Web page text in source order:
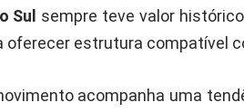
Sul sempre teve valor
oferecer estrutura compatível
acompanha uma